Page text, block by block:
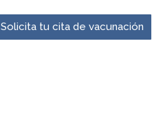
Solicita tu cita de vacunación